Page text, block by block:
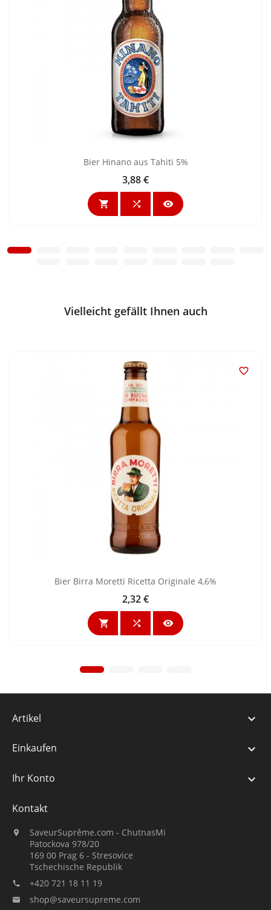
Bier Hinano aus Tahiti 5%
Preis
3,88 €
  
Vielleicht gefällt Ihnen auch

Bier Birra Moretti Ricetta Originale 4,6%
Preis
2,32 €
  
Artikel 
Einkaufen 
Ihr Konto 
Kontakt

SaveurSuprême.com - ChutnasMi
Patockova 978/20
169 00 Prag 6 - Stresovice
Tschechische Republik
 +420 721 18 11 19
 shop@saveursupreme.com